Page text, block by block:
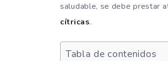
saludable, se debe prestar
cítricas.
Tabla de contenidos